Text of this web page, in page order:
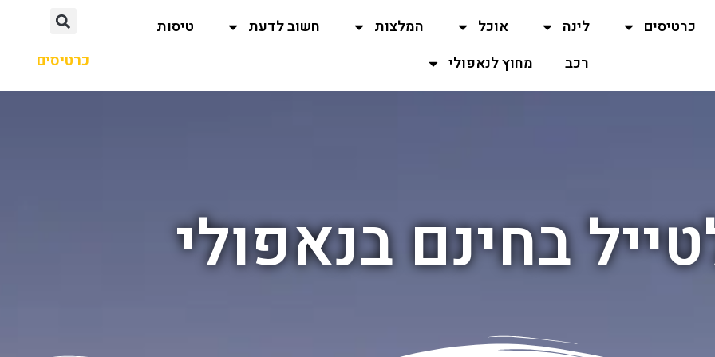
כרטיסים לינה אוכל המלצות חשוב לדעת
טיסות
רכב
מחוץ לנאפולי כרטיסים
בחינם בנאפולי